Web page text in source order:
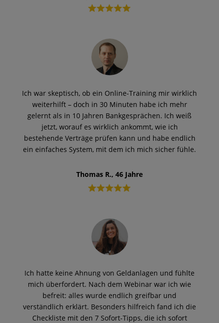
Ich war skeptisch, ob ein Online-Training mir wirklich
weiterhilft – doch in 30 Minuten habe ich mehr
gelernt als in 10 Jahren Bankgesprächen. Ich weiß
jetzt, worauf es wirklich ankommt, wie ich
bestehende Verträge prüfen kann und habe endlich
ein einfaches System, mit dem ich mich sicher fühle.
Thomas R., 46 Jahre
Ich hatte keine Ahnung von Geldanlagen und fühlte
mich überfordert. Nach dem Webinar war ich wie
befreit: alles wurde endlich greifbar und
verständlich erklärt. Besonders hilfreich fand ich die
Checkliste mit den 7 Sofort-Tipps, die ich sofort